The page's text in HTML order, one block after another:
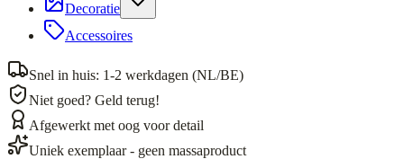
Decoratie
Accessoires
Snel in huis: 1-2 werkdagen (NL/BE)
Niet goed? Geld terug!
Afgewerkt met oog voor detail
Uniek exemplaar - geen massaproduct